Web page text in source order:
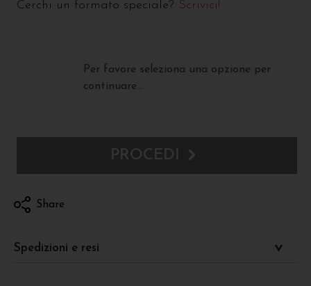
Cerchi un formato speciale? Scrivici!
Per favore seleziona una opzione per
continuare...
PROCEDI
Share
Spedizioni e resi